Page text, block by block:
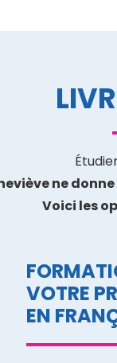
ne
Voici les
VOTRE
EN